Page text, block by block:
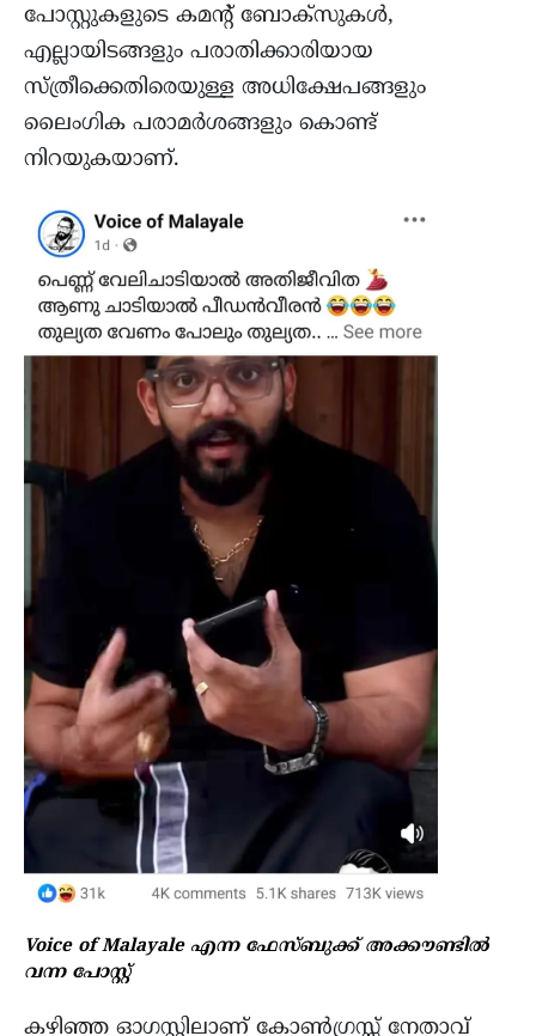
പോസ്റ്റുകളുടെ കമന്റ്‌ ബോക്സുകൾ,
എല്ലായിടങ്ങളും പരാതിക്കാരിയായ
സ്ത്രീക്കെതിരെയുള്ള അധിക്ഷേപങ്ങളും
ലൈംഗിക പരാമർശങ്ങളും കൊണ്ട്
നിറയുകയാണ്.
Voice of Malayale എന്ന ഫേസ്ബുക്ക് അക്കൗണ്ടിൽ
വന്ന പോസ്റ്റ്‌
കഴിഞ്ഞ ഓഗസ്റ്റിലാണ് കോൺഗ്രസ്സ് നേതാവ്